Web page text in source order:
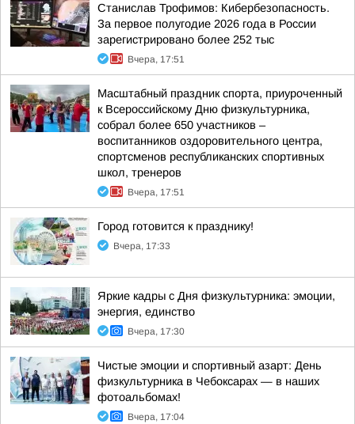
Станислав Трофимов: Кибербезопасность.
За первое полугодие 2026 года в России
зарегистрировано более 252 тыс
Вчера, 17:51
Масштабный праздник спорта, приуроченный
к Всероссийскому Дню физкультурника,
собрал более 650 участников –
воспитанников оздоровительного центра,
спортсменов республиканских спортивных
школ, тренеров
Вчера, 17:51
Город готовится к празднику!
Вчера, 17:33
Яркие кадры с Дня физкультурника: эмоции,
энергия, единство
Вчера, 17:30
Чистые эмоции и спортивный азарт: День
физкультурника в Чебоксарах — в наших
фотоальбомах!
Вчера, 17:04